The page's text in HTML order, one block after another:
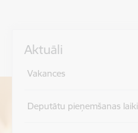
Aktuāli
Vakances
Deputātu pieņemšanas laiki